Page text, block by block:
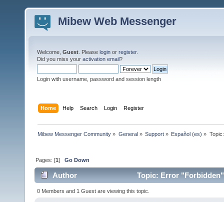
Mibew Web Messenger
Welcome, Guest . Please login or register.
Did you miss your activation email?
Login with username, password and session length
Home Help Search Login Register
Mibew Messenger Community » General» Support» Español (es) »
Pages: [1]Go Down
Author Topic: Error
0 Members and 1 Guest are viewing this topic.